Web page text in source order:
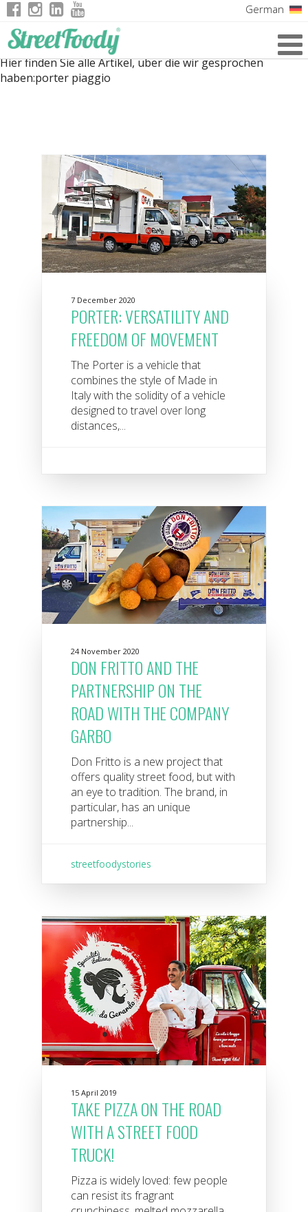
German
English
Hier finden Sie alle Artikel, über die wir gesprochen
haben:porter piaggio
7 December 2020
PORTER: VERSATILITY AND
FREEDOM OF MOVEMENT
The Porter is a vehicle that
combines the style of Made in
Italy with the solidity of a vehicle
designed to travel over long
distances,...
24 November 2020
DON FRITTO AND THE
PARTNERSHIP ON THE
ROAD WITH THE COMPANY
GARBO
Don Fritto is a new project that
offers quality street food, but with
an eye to tradition. The brand, in
particular, has an unique
partnership...
streetfoodystories
15 April 2019
TAKE PIZZA ON THE ROAD
WITH A STREET FOOD
TRUCK!
Pizza is widely loved: few people
can resist its fragrant